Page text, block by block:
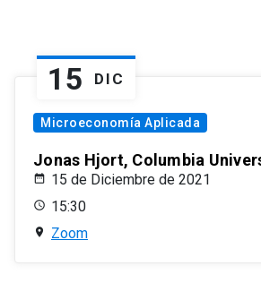
15 DIC
Microeconomía Aplicada
Jonas Hjort, Columbia
15 de Diciembre de 2021
15:30
Zoom